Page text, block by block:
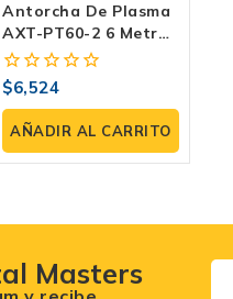
Antorcha De Plasma
AXT-PT60-2 6 Metros
Tipo TRAFIMET
Recomendado Post
Flujo De 55 Seg. Para
Modelos: AXT-
0
fuera
de
5
$6,524
AÑADIR AL CARRITO
Masters